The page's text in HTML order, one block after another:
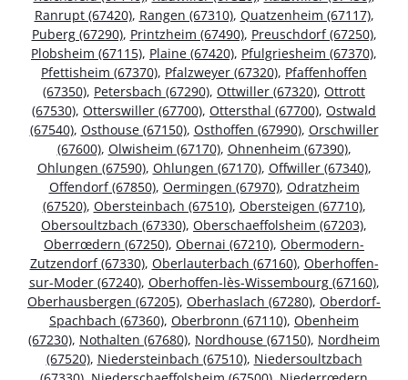
Ranrupt (67420), Rangen (67310), Quatzenheim (67117),
Puberg (67290), Printzheim (67490), Preuschdorf (67250),
Plobsheim (67115), Plaine (67420), Pfulgriesheim (67370),
Pfettisheim (67370), Pfalzweyer (67320), Pfaffenhoffen
(67350), Petersbach (67290), Ottwiller (67320), Ottrott
(67530), Otterswiller (67700), Ottersthal (67700), Ostwald
(67540), Osthouse (67150), Osthoffen (67990), Orschwiller
(67600), Olwisheim (67170), Ohnenheim (67390),
Ohlungen (67590), Ohlungen (67170), Offwiller (67340),
Offendorf (67850), Oermingen (67970), Odratzheim
(67520), Obersteinbach (67510), Obersteigen (67710),
Obersoultzbach (67330), Oberschaeffolsheim (67203),
Oberrœdern (67250), Obernai (67210), Obermodern-
Zutzendorf (67330), Oberlauterbach (67160), Oberhoffen-
sur-Moder (67240), Oberhoffen-lès-Wissembourg (67160),
Oberhausbergen (67205), Oberhaslach (67280), Oberdorf-
Spachbach (67360), Oberbronn (67110), Obenheim
(67230), Nothalten (67680), Nordhouse (67150), Nordheim
(67520), Niedersteinbach (67510), Niedersoultzbach